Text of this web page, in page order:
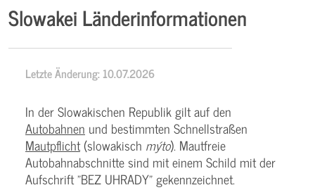
Slowakei Länderinformationen
Letzte Änderung: 10.07.2026
In der Slowakischen Republik gilt auf den
Autobahnen und bestimmten Schnellstraßen
Mautpflicht(slowakisch mýto). Mautfreie
Autobahnabschnitte sind mit einem Schild mit der
Aufschrift "BEZ UHRADY" gekennzeichnet.